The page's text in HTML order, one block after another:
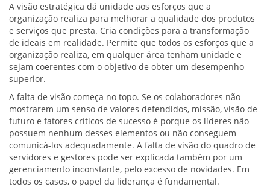
A visão estratégica dá unidade aos esforços que a
organização realiza para melhorar a qualidade dos produtos
e serviços que presta. Cria condições para a transformação
de ideais em realidade. Permite que todos os esforços que a
organização realiza, em qualquer área tenham unidade e
sejam coerentes com o objetivo de obter um desempenho
superior.
A falta de visão começa no topo. Se os colaboradores não
mostrarem um senso de valores defendidos, missão, visão de
futuro e fatores críticos de sucesso é porque os líderes não
possuem nenhum desses elementos ou não conseguem
comunicá-los adequadamente. A falta de visão do quadro de
servidores e gestores pode ser explicada também por um
gerenciamento inconstante, pelo excesso de novidades. Em
todos os casos, o papel da liderança é fundamental.